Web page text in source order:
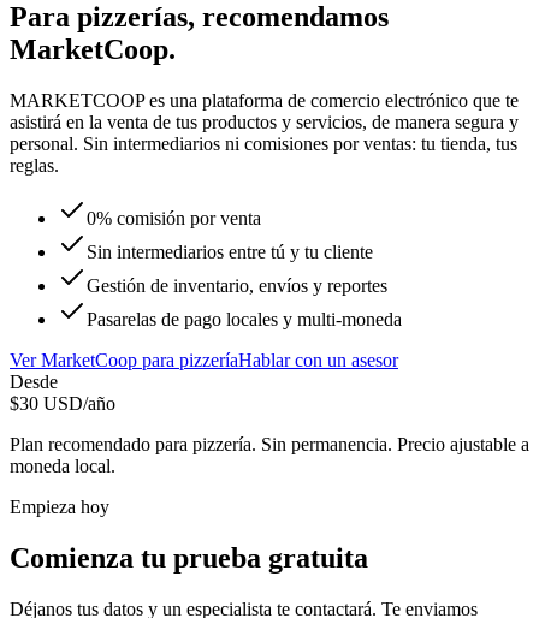
Para pizzerías, recomendamos
MarketCoop.
MARKETCOOP es una plataforma de comercio electrónico que te
asistirá en la venta de tus productos y servicios, de manera segura y
personal. Sin intermediarios ni comisiones por ventas: tu tienda, tus
reglas.
0% comisión por venta
Sin intermediarios entre tú y tu cliente
Gestión de inventario, envíos y reportes
Pasarelas de pago locales y multi-moneda
VerMarketCoop para pizzeríaHablar con un asesor
Desde
$30 USD/año
Plan recomendado para pizzería. Sin permanencia. Precio ajustable a
moneda local.
Empieza hoy
Comienza tu prueba gratuita
Déjanos tus datos y un especialista te contactará. Te enviamos